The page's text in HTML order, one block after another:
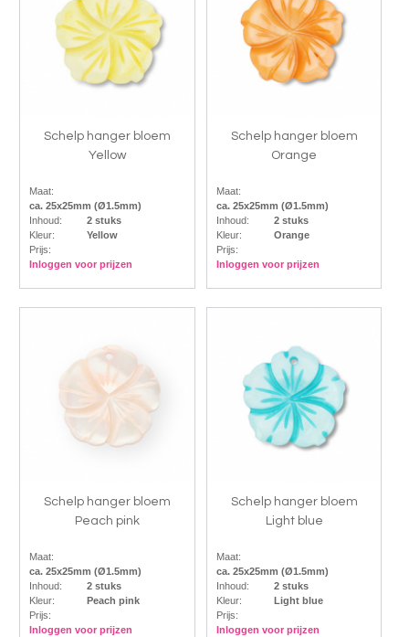
Schelp hanger bloem
Yellow
Maat:
ca. 25x25mm (Ø1.5mm)
Inhoud:
2 stuks
Kleur:
Yellow
Prijs:
Inloggen voor prijzen
Schelp hanger bloem
Orange
Maat:
ca. 25x25mm (Ø1.5mm)
Inhoud:
2 stuks
Kleur:
Orange
Prijs:
Inloggen voor prijzen
Schelp hanger bloem
Peach pink
Maat:
ca. 25x25mm (Ø1.5mm)
Inhoud:
2 stuks
Kleur:
Peach pink
Prijs:
Inloggen voor prijzen
Schelp hanger bloem
Light blue
Maat:
ca. 25x25mm (Ø1.5mm)
Inhoud:
2 stuks
Kleur:
Light blue
Prijs:
Inloggen voor prijzen